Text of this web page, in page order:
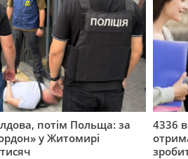
потім Польща: за
у Житомирі
4336